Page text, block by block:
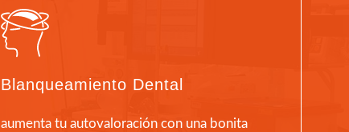
Blanqueamiento Dental
aumenta tu autovaloración con una bonita